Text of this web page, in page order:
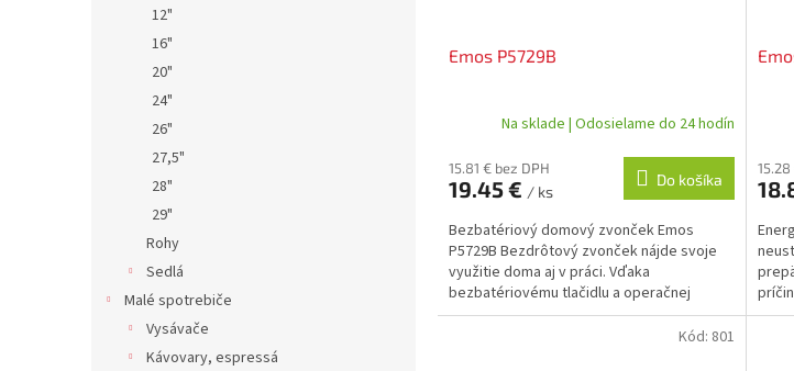
12"
16"
20"
24"
26"
27,5"
28"
29"
Rohy
Sedlá
Malé spotrebiče
Vysávače
Kávovary, espressá
Emos P5729B
Na sklade | Odosielame do 24 hodín
15.81 € bez DPH
19.45 € / ks
Do košíka
Bezbatériový domový zvonček Emos
P5729B Bezdrôtový zvonček nájde svoje
využitie doma aj v práci. Vďaka
bezbatériovému tlačidlu a operačnej
vzdialenosti 180 m bude rozsah jeho...
Kód: 801